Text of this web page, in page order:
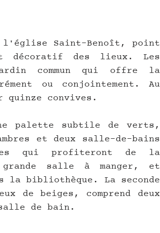
l'église Saint-Benoît, point
décoratif des lieux. Les
commun qui offre la
ou conjointement. Au
convives.
palette subtile de verts,
et deux salle-de-bains
qui profiteront de la
salle à manger, et
la bibliothèque. La seconde
de beiges, comprend deux
de bain.